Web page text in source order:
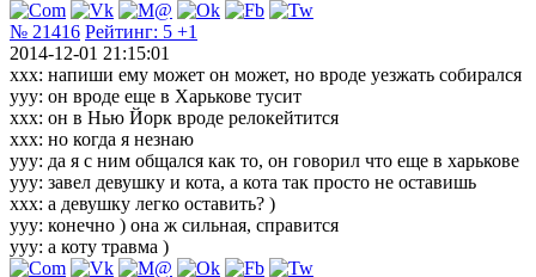
№ 21416 Рейтинг: 5 +1
2014-12-01 21:15:01
xxx: напиши ему может он может, но вроде уезжать собирался
ууу: он вроде еще в Харькове тусит
ххх: он в Нью Йорк вроде релокейтится
ххх: но когда я незнаю
ууу: да я с ним общался как то, он говорил что еще в харькове
ууу: завел девушку и кота, а кота так просто не оставишь
ххх: а девушку легко оставить? )
ууу: конечно ) она ж сильная, справится
ууу: а коту травма )